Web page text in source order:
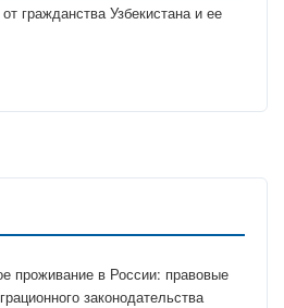
гражданства Узбекистана и ее
проживание в России: правовые
законодательства